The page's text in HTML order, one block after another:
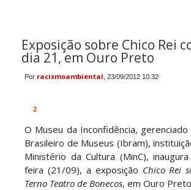
Exposição sobre Chico Rei
dia 21, em Ouro Preto
Por racismoambiental , 23/09/2012 10:32
2
O Museu da Inconfidência,
Brasileiro de Museus (Ibram),
Ministério da Cultura (MinC),
feira (21/09), a exposição Chico Rei
Terno Teatro de Bonecos, em Ouro